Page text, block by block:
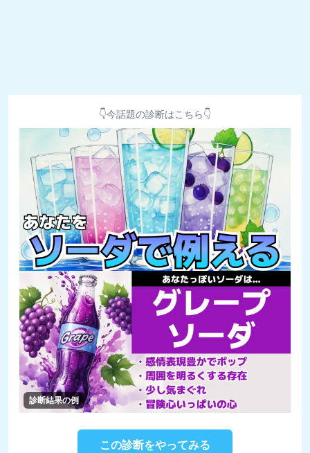
👇今話題の診断はこちら👇
診断結果の例
この診断をやってみる